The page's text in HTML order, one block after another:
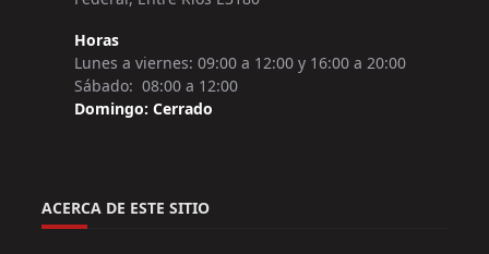
Horas
Lunes a viernes: 09:00 a 12:00 y 16:00 a 20:00
Sábado: 08:00 a 12:00
Domingo: Cerrado
ACERCA DE ESTE SITIO